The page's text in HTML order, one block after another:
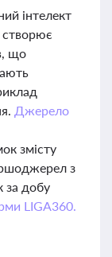
інтелект
створює
що
Джерело
змісту
з
за добу
LIGA360.